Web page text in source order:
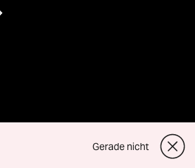
Gerade nicht